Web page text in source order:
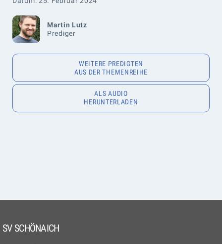
Martin Lutz
Prediger
WEITERE PREDIGTEN
AUS DER THEMENREIHE
ALS AUDIO
HERUNTERLADEN
SV SCHÖNAICH